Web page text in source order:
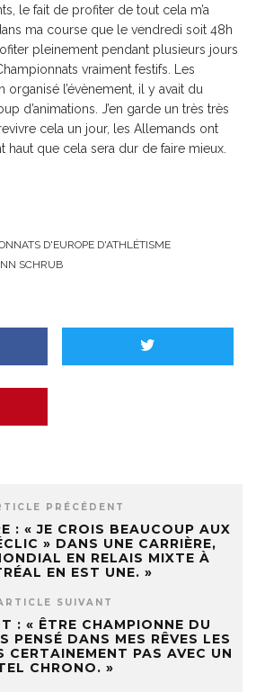
le fait de profiter de tout cela m’a
ma course que le vendredi soit 48h
pleinement pendant plusieurs jours
vraiment festifs. Les
l’évènement, il y avait du
d’animations. J’en garde un très très
cela un jour, les Allemands ont
haut que cela sera dur de faire mieux.
D'EUROPE D'ATHLÉTISME
SCHRUB
PRÉCÉDENT
: « JE CROIS BEAUCOUP AUX
» DANS UNE CARRIÈRE,
EN RELAIS MIXTE À
EN EST UNE. »
SUIVANT
: « ÊTRE CHAMPIONNE DU
PENSÉ DANS MES RÊVES LES
CERTAINEMENT PAS AVEC UN
CHRONO. »